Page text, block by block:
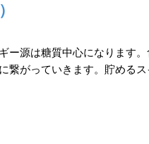
源は糖質中心になります
繋がっていきます。貯める